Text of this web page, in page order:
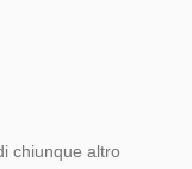
chiunque altro